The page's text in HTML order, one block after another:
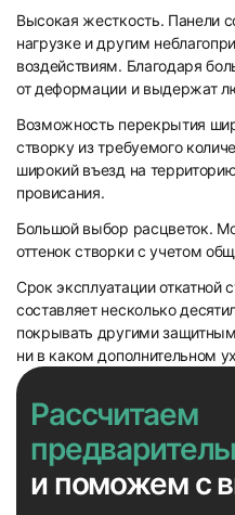
Высокая жесткость. Панели
нагрузке и другим
воздействиям. Благодаря
от деформации и выдержат
Возможность перекрытия
створку из требуемого
широкий въезд на
провисания.
Большой выбор расцветок.
оттенок створки с учетом
Срок эксплуатации откатной
составляет несколько
покрывать другими
ни в каком дополнительном
Рассчитаем
и поможем с